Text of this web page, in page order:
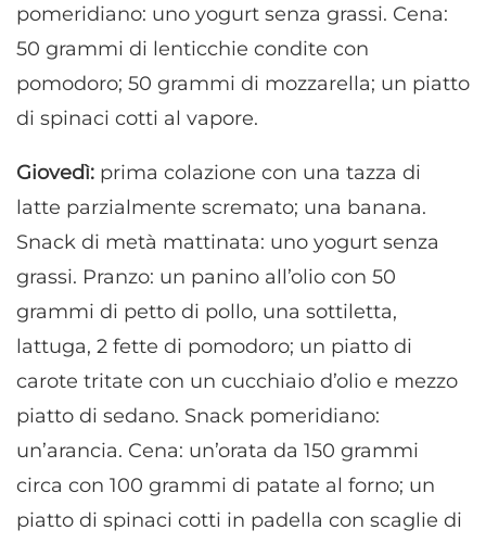
pomeridiano: uno yogurt senza grassi. Cena:
50 grammi di lenticchie condite con
pomodoro; 50 grammi di mozzarella; un piatto
di spinaci cotti al vapore.
Giovedì: prima colazione con una tazza di
latte parzialmente scremato; una banana.
Snack di metà mattinata: uno yogurt senza
grassi. Pranzo: un panino all’olio con 50
grammi di petto di pollo, una sottiletta,
lattuga, 2 fette di pomodoro; un piatto di
carote tritate con un cucchiaio d’olio e mezzo
piatto di sedano. Snack pomeridiano:
un’arancia. Cena: un’orata da 150 grammi
circa con 100 grammi di patate al forno; un
piatto di spinaci cotti in padella con scaglie di